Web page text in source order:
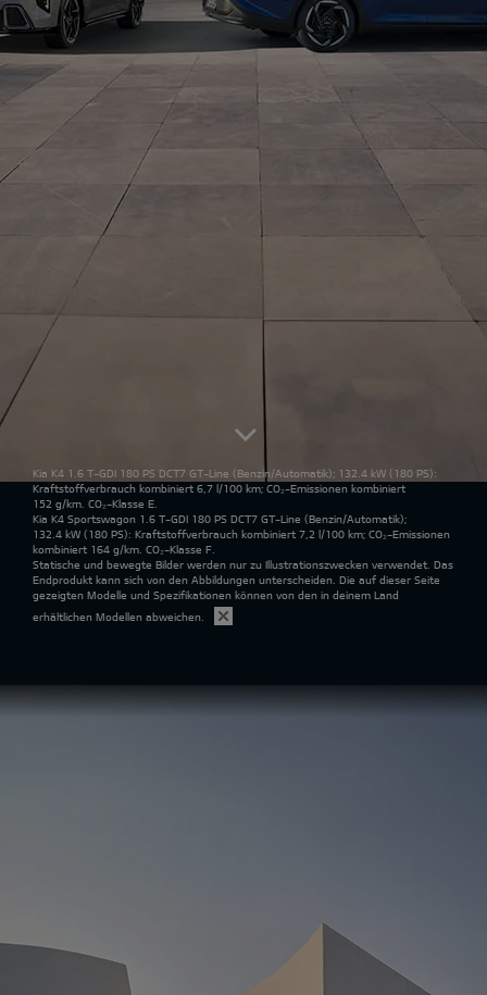
Kia K4 1.6 T-GDI 180 PS DCT7 GT-Line (Benzin/Automatik); 132.4 kW (180 PS):
Kraftstoffverbrauch kombiniert 6,7 l/100 km; CO₂-Emissionen kombiniert
152 g/km. CO₂-Klasse E.
Kia K4 Sportswagon 1.6 T-GDI 180 PS DCT7 GT-Line (Benzin/Automatik);
132.4 kW (180 PS): Kraftstoffverbrauch kombiniert 7,2 l/100 km; CO₂-Emissionen
kombiniert 164 g/km. CO₂-Klasse F.
Statische und bewegte Bilder werden nur zu Illustrationszwecken verwendet. Das
Endprodukt kann sich von den Abbildungen unterscheiden. Die auf dieser Seite
gezeigten Modelle und Spezifikationen können von den in deinem Land
erhältlichen Modellen abweichen.